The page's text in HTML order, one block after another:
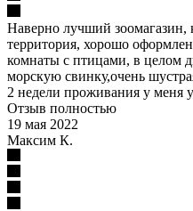
Наверно лучший зоомагазин,
территория, хорошо
комнаты с птицами, в целом
морскую свинку,очень
2 недели проживания у меня
Отзыв полностью
19 мая 2022
Максим К.